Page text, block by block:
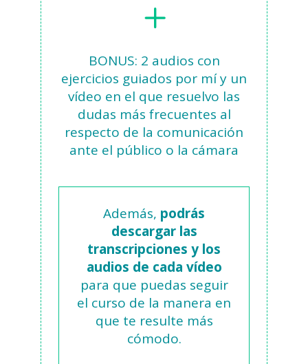
BONUS: 2 audios con
ejercicios guiados por mí y un
vídeo en el que resuelvo las
dudas más frecuentes al
respecto de la comunicación
ante el público o la cámara
Además, podrás
descargar las
transcripciones y los
audios de cada vídeo
para que puedas seguir
el curso de la manera en
que te resulte más
cómodo.